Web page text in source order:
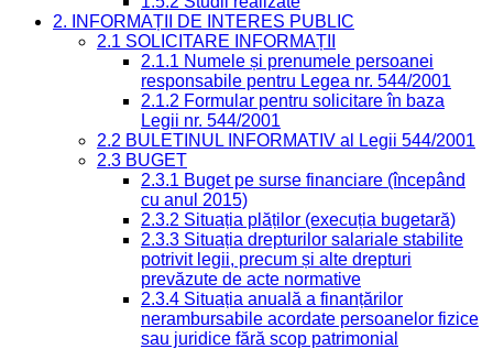
2. INFORMAȚII DE INTERES PUBLIC
2.1 SOLICITARE INFORMAȚII
2.1.1 Numele și prenumele persoanei
responsabile pentru Legea nr. 544/2001
2.1.2 Formular pentru solicitare în baza
Legii nr. 544/2001
2.2 BULETINUL INFORMATIV al Legii 544/2001
2.3 BUGET
2.3.1 Buget pe surse financiare (începând
cu anul 2015)
2.3.2 Situația plăților (execuția bugetară)
2.3.3 Situația drepturilor salariale stabilite
potrivit legii, precum și alte drepturi
prevăzute de acte normative
2.3.4 Situația anuală a finanțărilor
nerambursabile acordate persoanelor fizice
sau juridice fără scop patrimonial